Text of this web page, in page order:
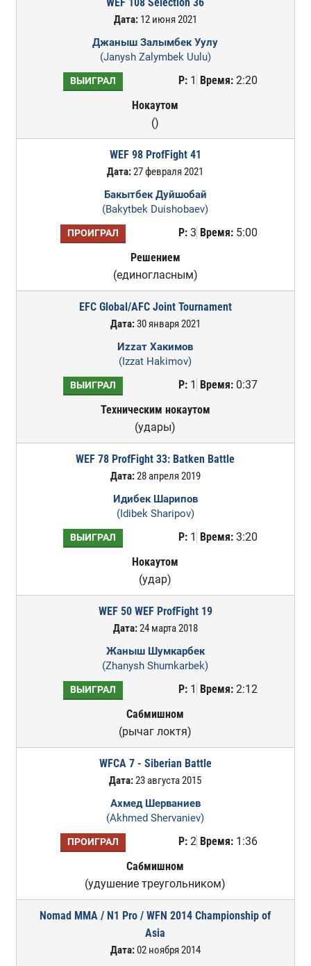
Дата:12 июня 2021
Джаныш Залымбек Уулу
(Janysh Zalymbek Uulu)
ВЫИГРАЛ Р:1 Время:2:20
Нокаутом
()
WEF 98 ProfFight 41
Дата:27 февраля 2021
Бакытбек Дуйшобай
(Bakytbek Duishobaev)
ПРОИГРАЛ Р:3 Время:5:00
Решением
(единогласным)
EFC Global/AFC Joint Tournament
Дата:30 января 2021
Иzzат Хакимов
(Izzat Hakimov)
ВЫИГРАЛ Р:1 Время:0:37
Техническим нокаутом
(удары)
WEF 78 ProfFight 33: Batken Battle
Дата:28 апреля 2019
Идибек Шарипов
(Idibek Sharipov)
ВЫИГРАЛ Р:1 Время:3:20
Нокаутом
(удар)
WEF 50 WEF ProfFight 19
Дата:24 марта 2018
Жаныш Шумкарбек
(Zhanysh Shumkarbek)
ВЫИГРАЛ Р:1 Время:2:12
Сабмишном
(рычаг локтя)
WFCA 7 - Siberian Battle
Дата:23 августа 2015
Ахмед Шерваниев
(Akhmed Shervaniev)
ПРОИГРАЛ Р:2 Время:1:36
Сабмишном
(удушение треугольником)
Nomad MMA / N1 Pro / WFN 2014 Championship of
Asia
Дата:02 ноября 2014